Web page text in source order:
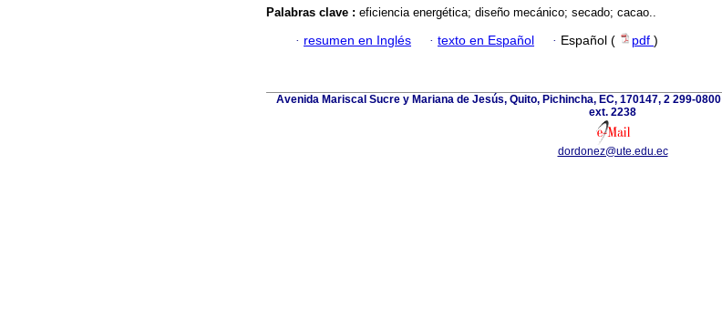
Palabras clave : eficiencia energética; diseño mecánico; secado; cacao..
· resumen en Inglés · texto en Español · Español ( pdf )
Avenida Mariscal Sucre y Mariana de Jesús, Quito, Pichincha, EC, 170147, 2 299-0800
ext. 2238
dordonez@ute.edu.ec